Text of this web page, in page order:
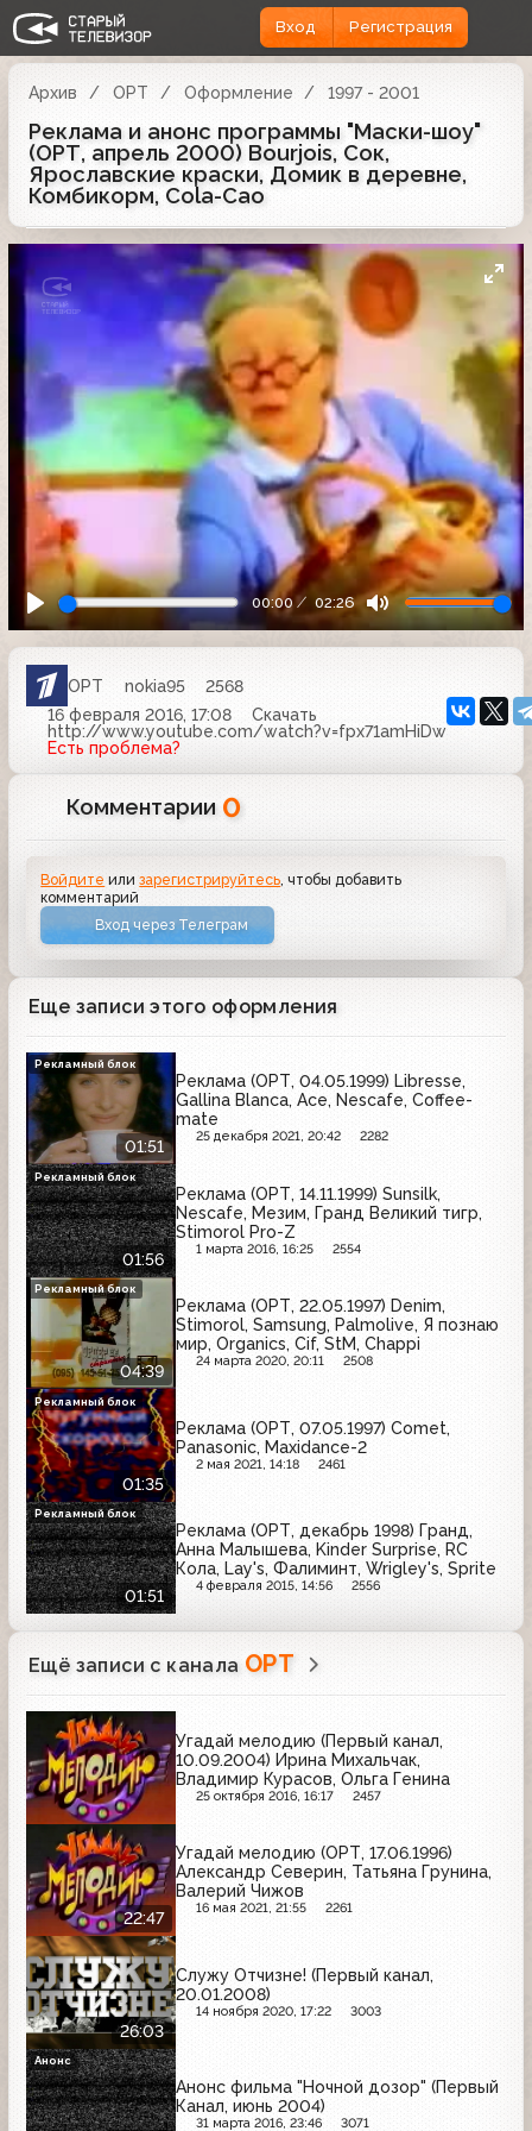
Вход Регистрация
Архив ОРТ Оформление 1997 - 2001
Реклама и анонс программы "Маски-шоу"
(ОРТ, апрель 2000) Bourjois, Сок,
Ярославские краски, Домик в деревне,
Комбикорм, Cola-Cao
00:00 02:26
ОРТ nokia95
2568
16 февраля 2016, 17:08
Скачать
http://www.youtube.com/watch?v=fpx71amHiDw
Есть проблема?
Комментарии 0
Войдите илизарегистрируйтесь, чтобы добавить
комментарий
Вход через Телеграм
Еще записи этого оформления
01:51
Реклама (ОРТ, 04.05.1999) Libresse,
Gallina Blanca, Ace, Nescafe, Coffee-
mate
25 декабря 2021, 20:42 2282
Рекламный блок
01:56
Реклама (ОРТ, 14.11.1999) Sunsilk,
Nescafe, Мезим, Гранд Великий тигр,
Stimorol Pro-Z
1 марта 2016, 16:25 2554
Рекламный блок
04:39
Реклама (ОРТ, 22.05.1997) Denim,
Stimorol, Samsung, Palmolive, Я познаю
мир, Organics, Cif, StM, Chappi
24 марта 2020, 20:11 2508
Рекламный блок
01:35
Реклама (ОРТ, 07.05.1997) Comet,
Panasonic, Maxidance-2
2 мая 2021, 14:18 2461
Рекламный блок
01:51
Реклама (ОРТ, декабрь 1998) Гранд,
Анна Малышева, Kinder Surprise, RC
Кола, Lay's, Фалиминт, Wrigley's, Sprite
4 февраля 2015, 14:56 2556
Рекламный блок
Ещё записи с канала ОРТ
Угадай мелодию (Первый канал,
10.09.2004) Ирина Михальчак,
Владимир Курасов, Ольга Генина
25 октября 2016, 16:17 2457
22:47
Угадай мелодию (ОРТ, 17.06.1996)
Александр Северин, Татьяна Грунина,
Валерий Чижов
16 мая 2021, 21:55 2261
26:03
Служу Отчизне! (Первый канал,
20.01.2008)
14 ноября 2020, 17:22 3003
Анонс фильма "Ночной дозор" (Первый
Канал, июнь 2004)
31 марта 2016, 23:46 3071
Анонс